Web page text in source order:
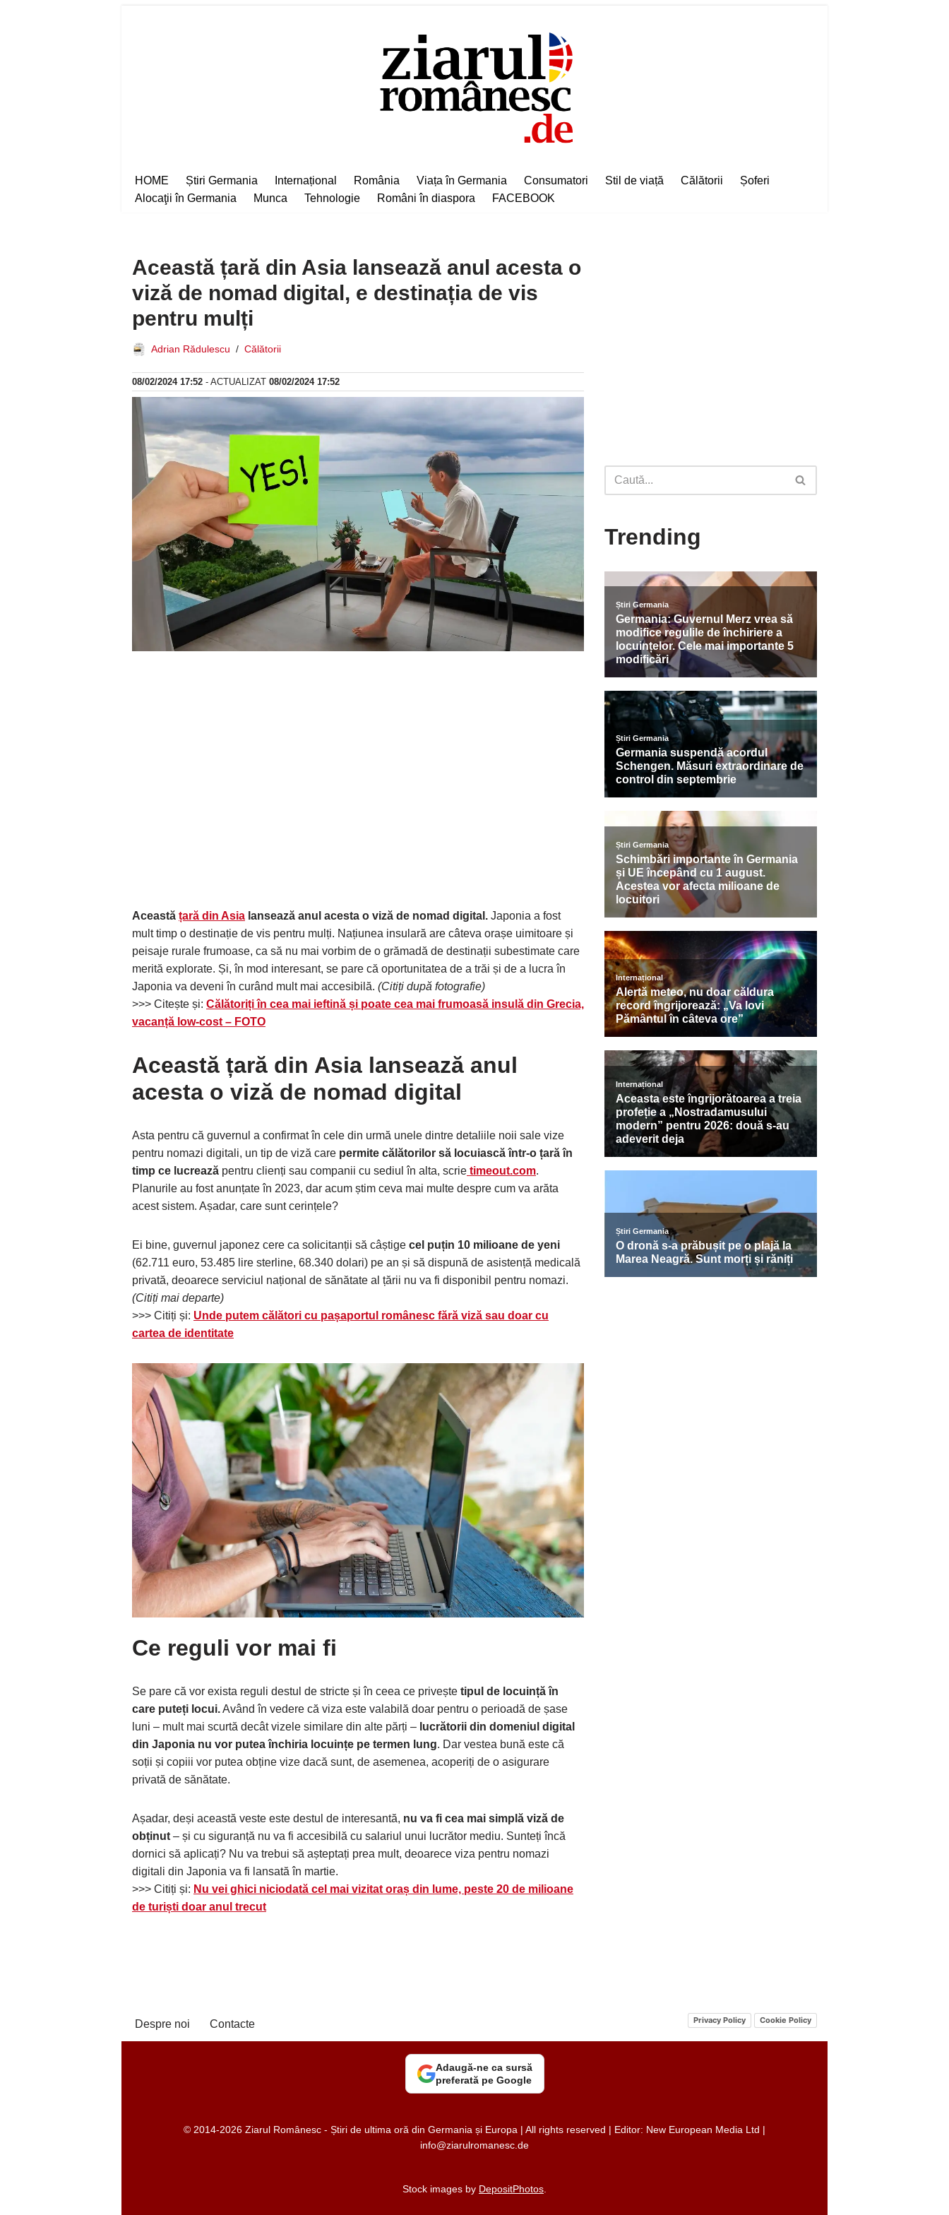
HOME Știri Germania Internațional România Viața în Germania Consumatori Stil de viață Călătorii
Șoferi
Alocaţii în Germania
Munca Tehnologie Români în diaspora FACEBOOK
Această țară din Asia lansează anul acesta o
viză de nomad digital, e destinația de vis
pentru mulți
Adrian Rădulescu Călătorii
08/02/2024 17:52 - ACTUALIZAT 08/02/2024 17:52
Această țară din Asia lansează anul acesta o viză de nomad digital. Japonia a fost
mult timp o destinație de vis pentru mulți. Națiunea insulară are câteva orașe uimitoare și
peisaje rurale frumoase, ca să nu mai vorbim de o grămadă de destinații subestimate care
merită explorate. Și, în mod interesant, se pare că oportunitatea de a trăi și de a lucra în
Japonia va deveni în curând mult mai accesibilă. (Citiți după fotografie)
>>> Citește și: Călătoriți în cea mai ieftină și poate cea mai frumoasă insulă din Grecia,
vacanță low-cost – FOTO
Această țară din Asia lansează anul
acesta o viză de nomad digital
Asta pentru că guvernul a confirmat în cele din urmă unele dintre detaliile noii sale vize
pentru nomazi digitali, un tip de viză care permite călătorilor să locuiască într-o țară în
timp ce lucrează pentru clienți sau companii cu sediul în alta, scrie timeout.com.
Planurile au fost anunțate în 2023, dar acum știm ceva mai multe despre cum va arăta
acest sistem. Așadar, care sunt cerințele?
Ei bine, guvernul japonez cere ca solicitanții să câștige cel puțin 10 milioane de yeni
(62.711 euro, 53.485 lire sterline, 68.340 dolari) pe an și să dispună de asistență medicală
privată, deoarece serviciul național de sănătate al țării nu va fi disponibil pentru nomazi.
(Citiți mai departe)
>>> Citiți și: Unde putem călători cu pașaportul românesc fără viză sau doar cu
cartea de identitate
Ce reguli vor mai fi
Se pare că vor exista reguli destul de stricte și în ceea ce privește tipul de locuință în
care puteți locui.Având în vedere că viza este valabilă doar pentru o perioadă de șase
luni – mult mai scurtă decât vizele similare din alte părți – lucrătorii din domeniul digital
din Japonia nu vor putea închiria locuințe pe termen lung. Dar vestea bună este că
soții și copiii vor putea obține vize dacă sunt, de asemenea, acoperiți de o asigurare
privată de sănătate.
Așadar, deși această veste este destul de interesantă, nu va fi cea mai simplă viză de
obținut – și cu siguranță nu va fi accesibilă cu salariul unui lucrător mediu. Sunteți încă
dornici să aplicați? Nu va trebui să așteptați prea mult, deoarece viza pentru nomazi
digitali din Japonia va fi lansată în martie.
>>> Citiți și: Nu vei ghici niciodată cel mai vizitat oraș din lume, peste 20 de milioane
de turiști doar anul trecut
Trending
Despre noi Contacte Privacy Policy Cookie Policy
Adaugă-ne ca sursă
preferată pe Google
© 2014-2026 Ziarul Românesc - Știri de ultima oră din Germania și Europa | All rights reserved | Editor: New European Media Ltd |
info@ziarulromanesc.de
Stock images by DepositPhotos